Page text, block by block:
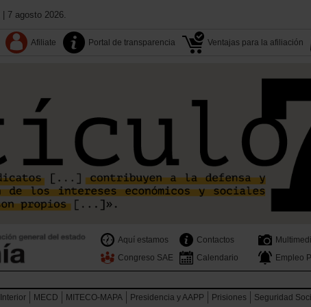
| 7 agosto 2026.
Afiliate Portal de transparencia Ventajas para la afiliación
Aquí estamos Contactos
Congreso SAE
Calendario Empleo
Interior MECD MITECO-MAPA Presidencia y AAPP Prisiones Seguridad